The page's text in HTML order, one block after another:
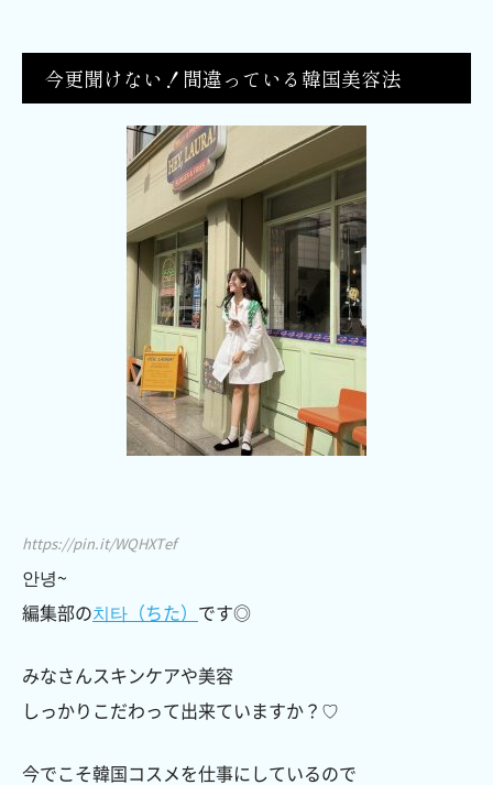
今更聞けない！間違っている韓国美容法
https://pin.it/WQHXTef
안녕~
編集部の치타（ちた） です◎
みなさんスキンケアや美容
しっかりこだわって出来ていますか？♡
今でこそ韓国コスメを仕事にしているので